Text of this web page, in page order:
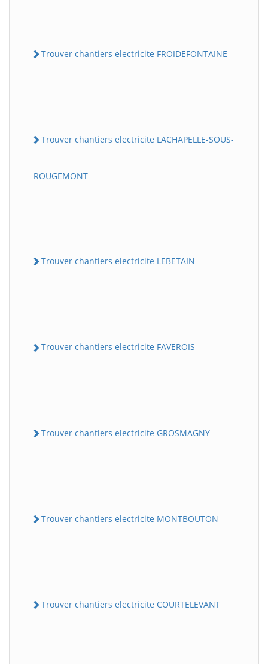
Trouver chantiers electricite FROIDEFONTAINE
Trouver chantiers electricite LACHAPELLE-SOUS-
ROUGEMONT
Trouver chantiers electricite LEBETAIN
Trouver chantiers electricite FAVEROIS
Trouver chantiers electricite GROSMAGNY
Trouver chantiers electricite MONTBOUTON
Trouver chantiers electricite COURTELEVANT